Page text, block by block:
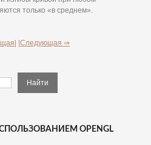
только «в среднем».
|Следующая ⇒
OPENGL